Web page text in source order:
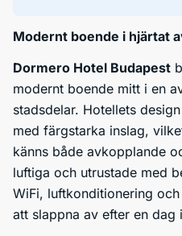
Modernt boende i hjärtat
Dormero Hotel Budapest
modernt boende mitt i en
stadsdelar. Hotellets
med färgstarka inslag,
känns både avkopplande
luftiga och utrustade med
WiFi, luftkonditionering
att slappna av efter en dag